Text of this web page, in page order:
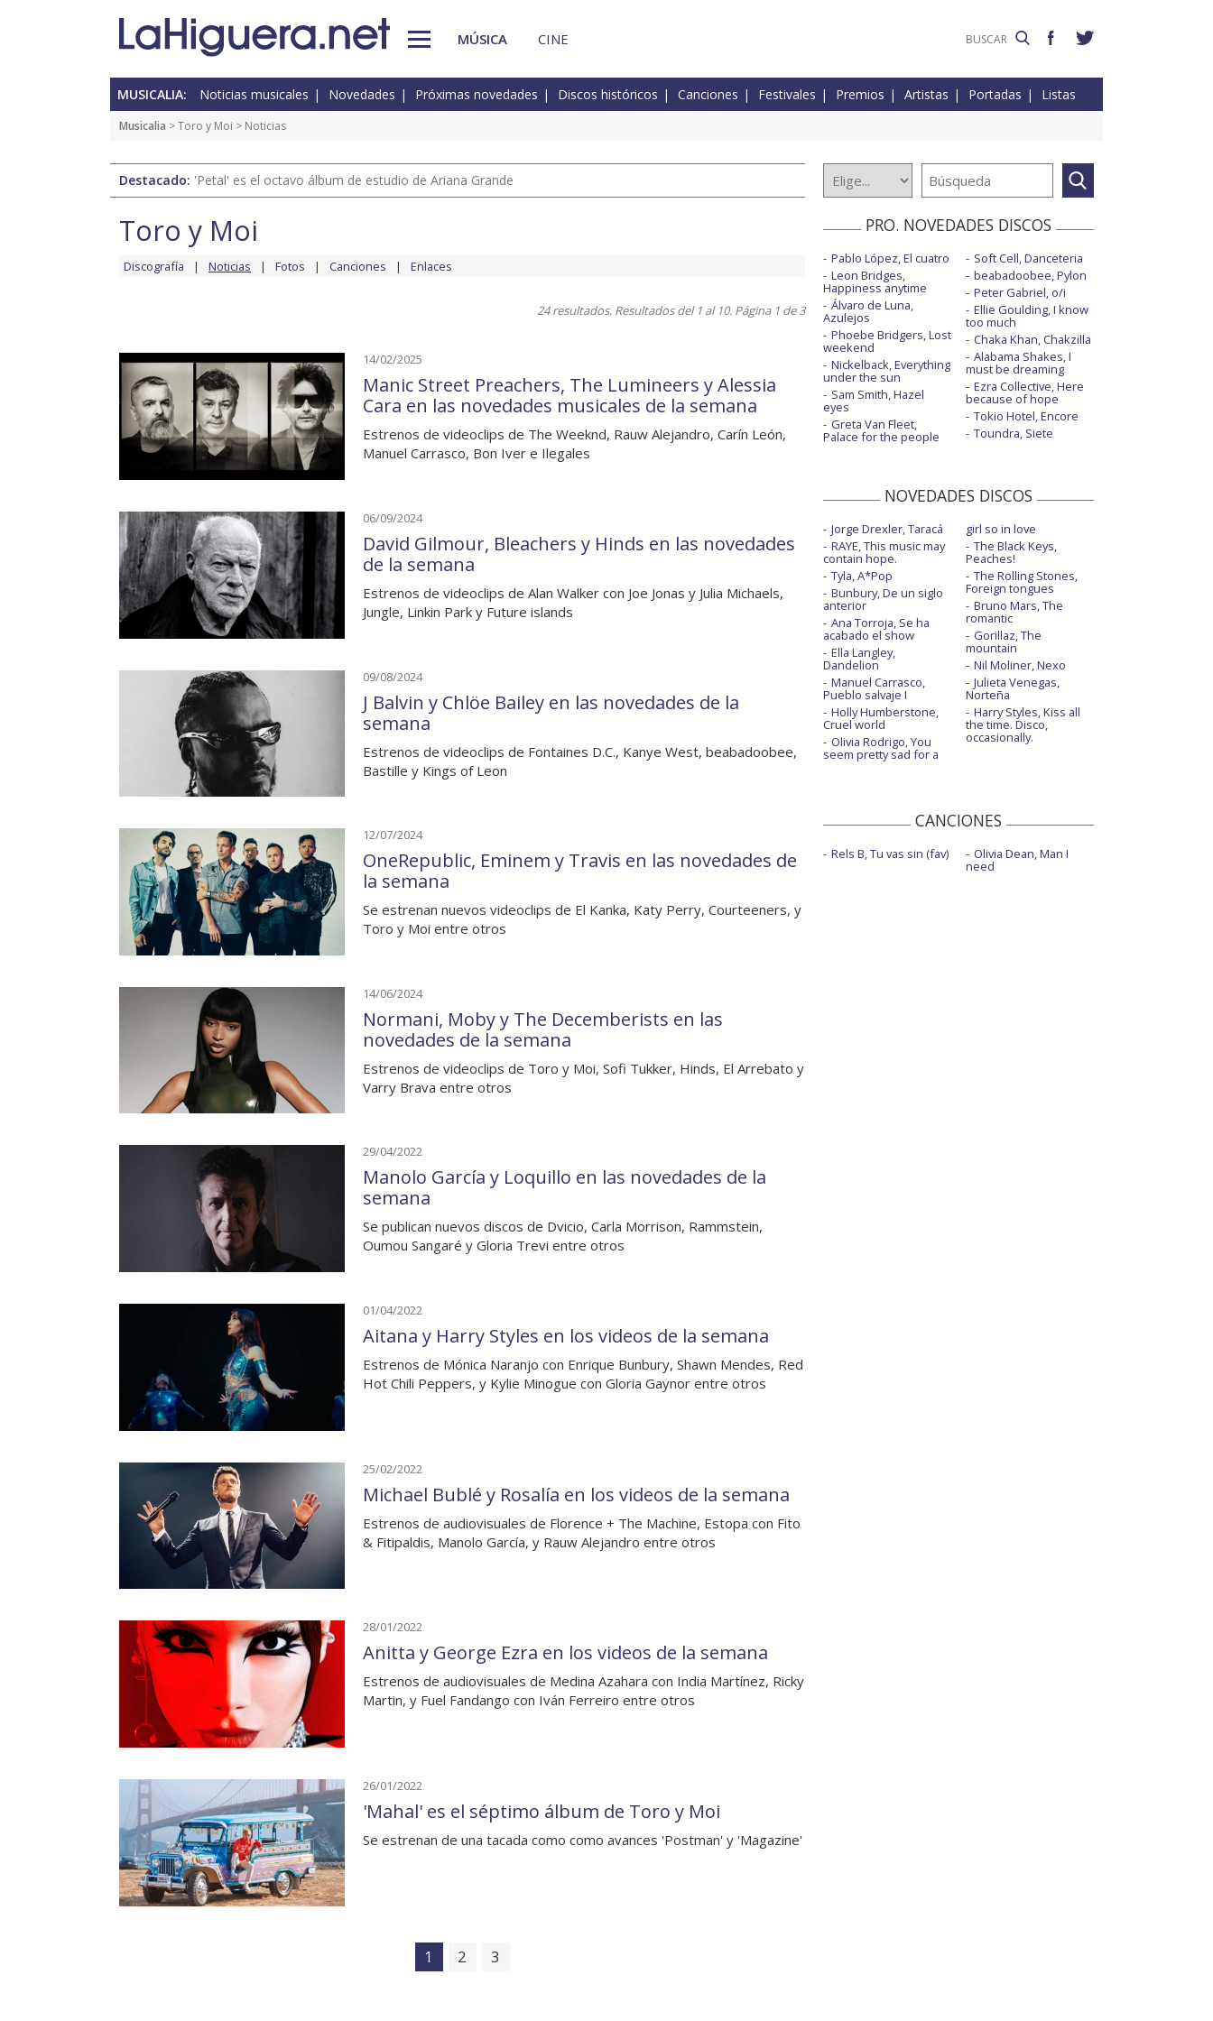
MÚSICA CINE
MUSICALIA: Noticias musicales Novedades Próximas novedades Discos históricos Canciones Festivales Premios Artistas Portadas Listas
Musicalia >Toro y Moi > Noticias
Destacado: 'Petal' es el octavo álbum de estudio de Ariana Grande
Toro y Moi
Discografía Noticias Fotos Canciones Enlaces
24 resultados. Resultados del 1 al 10. Página 1 de 3
14/02/2025
Manic Street Preachers, The Lumineers y Alessia
Cara en las novedades musicales de la semana
Estrenos de videoclips de The Weeknd, Rauw Alejandro, Carín León,
Manuel Carrasco, Bon Iver e Ilegales
06/09/2024
David Gilmour, Bleachers y Hinds en las novedades
de la semana
Estrenos de videoclips de Alan Walker con Joe Jonas y Julia Michaels,
Jungle, Linkin Park y Future islands
09/08/2024
J Balvin y Chlöe Bailey en las novedades de la
semana
Estrenos de videoclips de Fontaines D.C., Kanye West, beabadoobee,
Bastille y Kings of Leon
12/07/2024
OneRepublic, Eminem y Travis en las novedades de
la semana
Se estrenan nuevos videoclips de El Kanka, Katy Perry, Courteeners, y
Toro y Moi entre otros
14/06/2024
Normani, Moby y The Decemberists en las
novedades de la semana
Estrenos de videoclips de Toro y Moi, Sofi Tukker, Hinds, El Arrebato y
Varry Brava entre otros
29/04/2022
Manolo García y Loquillo en las novedades de la
semana
Se publican nuevos discos de Dvicio, Carla Morrison, Rammstein,
Oumou Sangaré y Gloria Trevi entre otros
01/04/2022
Aitana y Harry Styles en los videos de la semana
Estrenos de Mónica Naranjo con Enrique Bunbury, Shawn Mendes, Red
Hot Chili Peppers, y Kylie Minogue con Gloria Gaynor entre otros
25/02/2022
Michael Bublé y Rosalía en los videos de la semana
Estrenos de audiovisuales de Florence + The Machine, Estopa con Fito
& Fitipaldis, Manolo García, y Rauw Alejandro entre otros
28/01/2022
Anitta y George Ezra en los videos de la semana
Estrenos de audiovisuales de Medina Azahara con India Martínez, Ricky
Martin, y Fuel Fandango con Iván Ferreiro entre otros
26/01/2022
'Mahal' es el séptimo álbum de Toro y Moi
Se estrenan de una tacada como como avances 'Postman' y 'Magazine'
1 2 3
PRO. NOVEDADES DISCOS
Pablo López, El cuatro
Leon Bridges,
Happiness anytime
Álvaro de Luna,
Azulejos
Phoebe Bridgers, Lost
weekend
Nickelback, Everything
under the sun
Sam Smith, Hazel
eyes
Greta Van Fleet,
Palace for the people
Soft Cell, Danceteria
beabadoobee, Pylon
Peter Gabriel, o/i
Ellie Goulding, I know
too much
Chaka Khan, Chakzilla
Alabama Shakes, I
must be dreaming
Ezra Collective, Here
because of hope
Tokio Hotel, Encore
Toundra, Siete
NOVEDADES DISCOS
Jorge Drexler, Taracá
RAYE, This music may
contain hope.
Tyla, A*Pop
Bunbury, De un siglo
anterior
Ana Torroja, Se ha
acabado el show
Ella Langley,
Dandelion
Manuel Carrasco,
Pueblo salvaje I
Holly Humberstone,
Cruel world
Olivia Rodrigo, You
seem pretty sad for a
girl so in love
The Black Keys,
Peaches!
The Rolling Stones,
Foreign tongues
Bruno Mars, The
romantic
Gorillaz, The
mountain
Nil Moliner, Nexo
Julieta Venegas,
Norteña
Harry Styles, Kiss all
the time. Disco,
occasionally.
CANCIONES
Rels B, Tu vas sin (fav) Olivia Dean, Man I
need